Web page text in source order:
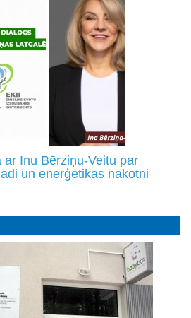
Inu Bērziņu-Veitu par
un enerģētikas nākotni